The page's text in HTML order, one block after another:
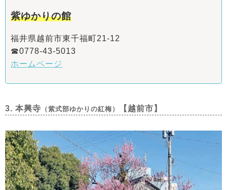
紫ゆかりの館
福井県越前市東千福町21-12
☎0778-43-5013
ホームページ
3. 本興寺 （紫式部ゆかりの紅梅） 【越前市】